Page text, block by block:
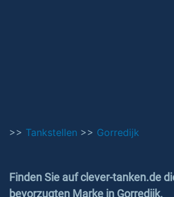
>> Tankstellen >> Gorredijk
Finden Sie auf clever-tanken.de
bevorzugten Marke in Gorredijk.